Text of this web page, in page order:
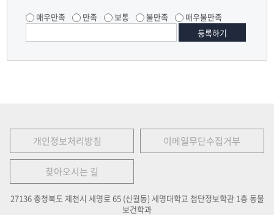
매우만족 만족 보통 불만족 매우불만족
개인정보처리방침 이메일무단수집거부
찾아오시는 길
27136 충청북도 제천시 세명로 65 (신월동) 세명대학교 첨단정보학관 1층 동물
보건학과